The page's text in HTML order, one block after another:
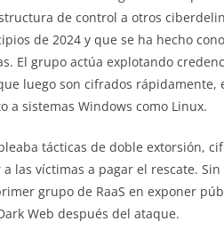
de control a otros
de 2024 y que se ha hecho
El grupo actúa explotando
luego son cifrados rápidamente,
a sistemas Windows como Linux.
tácticas de doble extorsión,
las víctimas a pagar el rescate.
grupo de RaaS en exponer
Web después del ataque.